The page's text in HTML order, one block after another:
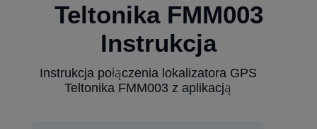
Teltonika FMM003
Instrukcja
Instrukcja połączenia lokalizatora GPS
Teltonika FMM003 z aplikacją